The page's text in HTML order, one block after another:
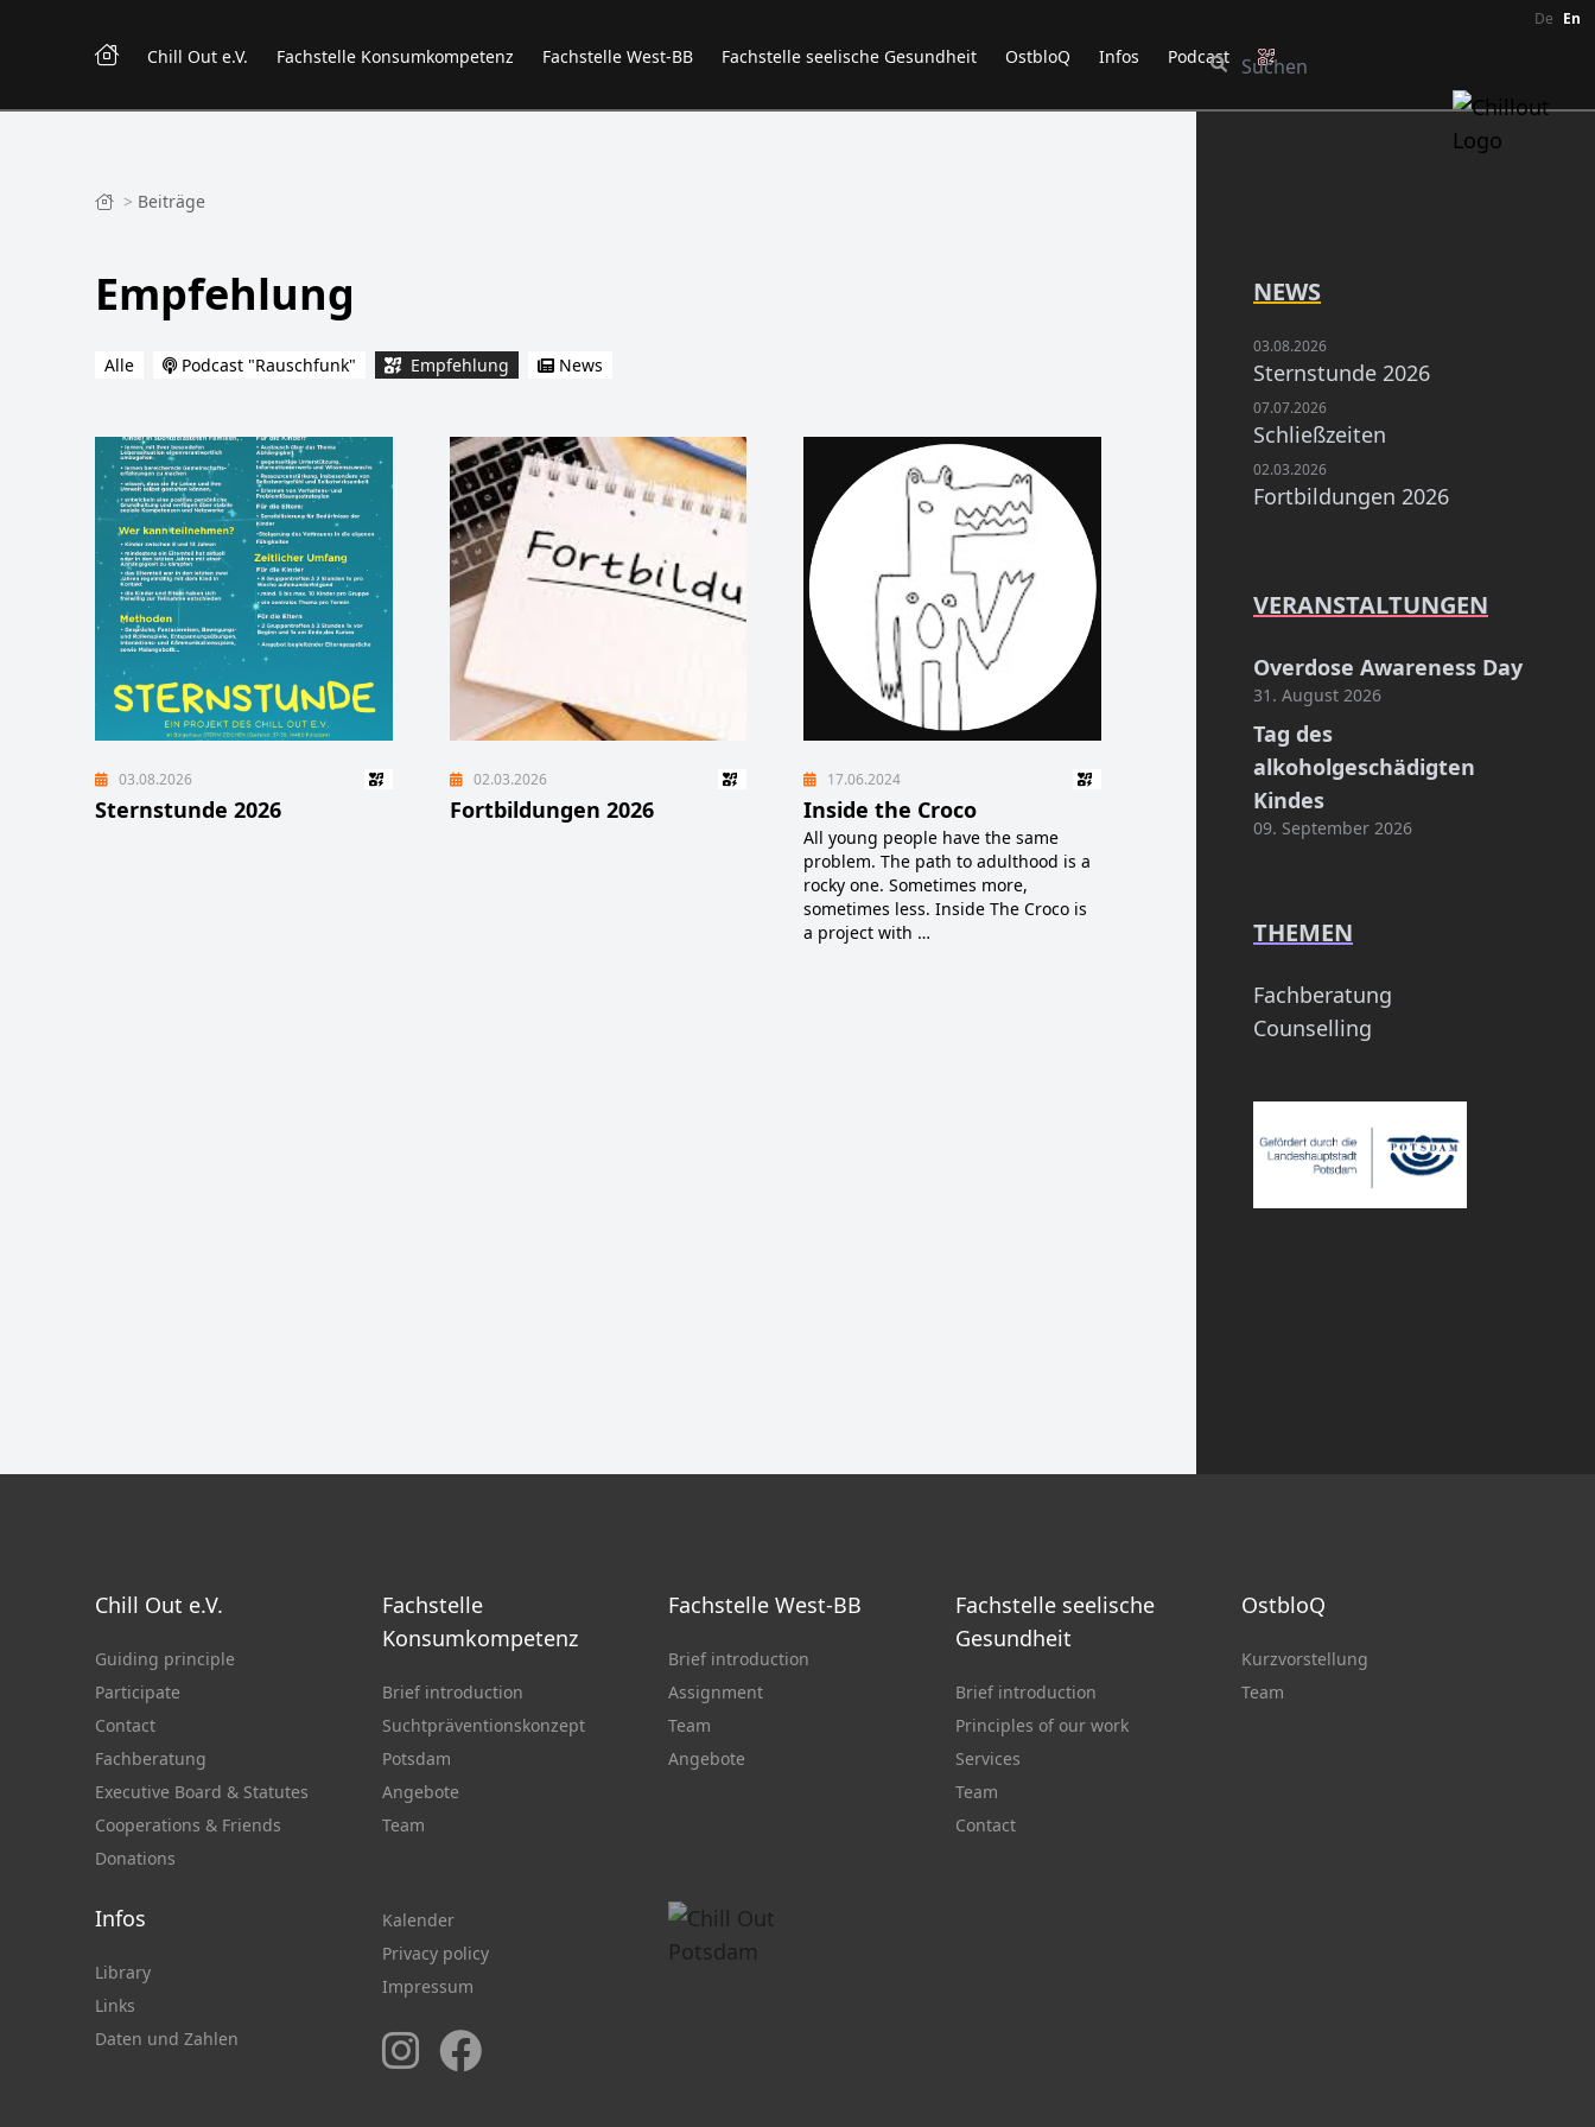
De En
Chill Out e.V. Fachstelle Konsumkompetenz Fachstelle West-BB Fachstelle seelische Gesundheit OstbloQ Infos Podcast
> Beiträge
Empfehlung
Alle Podcast "Rauschfunk" Empfehlung News
03.08.2026
Sternstunde 2026
02.03.2026
Fortbildungen 2026
17.06.2024
Inside the Croco
All young people have the same
problem. The path to adulthood is a
rocky one. Sometimes more,
sometimes less. Inside The Croco is
a project with …
NEWS
03.08.2026
Sternstunde 2026
07.07.2026
Schließzeiten
02.03.2026
Fortbildungen 2026
VERANSTALTUNGEN
Overdose Awareness Day
31. August 2026
Tag des
alkoholgeschädigten
Kindes
09. September 2026
THEMEN
Fachberatung
Counselling
Chill Out e.V.
Guiding principle
Participate
Contact
Fachberatung
Executive Board & Statutes
Cooperations & Friends
Donations
Fachstelle
Konsumkompetenz
Brief introduction
Suchtpräventionskonzept
Potsdam
Angebote
Team
Fachstelle West-BB
Brief introduction
Assignment
Team
Angebote
Fachstelle seelische
Gesundheit
Brief introduction
Principles of our work
Services
Team
Contact
OstbloQ
Kurzvorstellung
Team
Infos
Library
Links
Daten und Zahlen
Kalender
Privacy policy
Impressum